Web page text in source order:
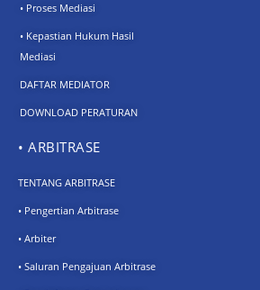
• Proses Mediasi
• Kepastian Hukum Hasil
Mediasi
DAFTAR MEDIATOR
DOWNLOAD PERATURAN
• ARBITRASE
TENTANG ARBITRASE
• Pengertian Arbitrase
• Arbiter
• Saluran Pengajuan Arbitrase